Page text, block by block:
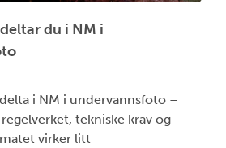
du i NM i
i NM i undervannsfoto –
tekniske krav og
virker litt